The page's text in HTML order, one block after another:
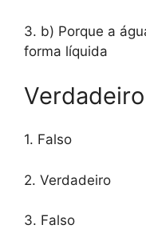
3. b) Porque a
forma líquida
1. Falso
2. Verdadeiro
3. Falso